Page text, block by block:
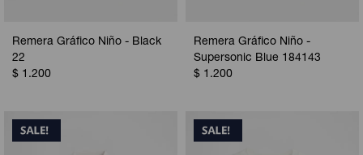
Remera Gráfico Niño - Black
22
$ 1.200
Remera Gráfico Niño -
Supersonic Blue 184143
$ 1.200